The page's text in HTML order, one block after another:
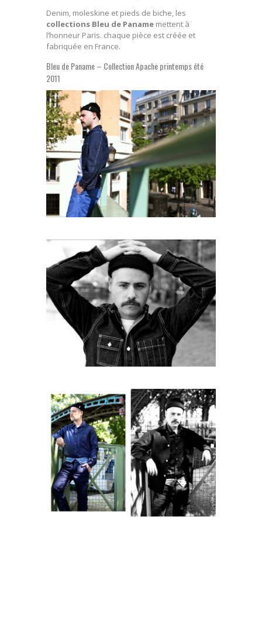
Denim, moleskine et pieds de biche, les
collections Bleu de Paname mettent à
l’honneur Paris. chaque pièce est créée et
fabriquée en France.
Bleu de Paname – Collection Apache printemps été
2011